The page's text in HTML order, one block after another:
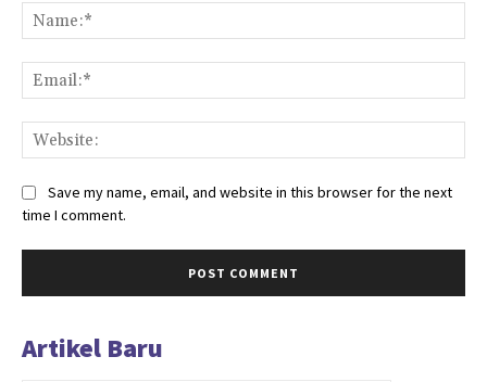
Save my name, email, and website in this browser for the next
time I comment.
Artikel Baru